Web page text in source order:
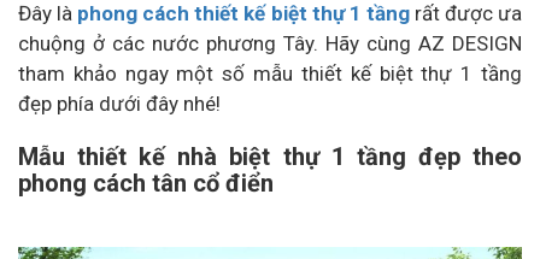
Đây là phong cách thiết kế biệt thự 1 tầngrất được ưa
chuộng ở các nước phương Tây. Hãy cùng AZ DESIGN
tham khảo ngay một số mẫu thiết kế biệt thự 1 tầng
đẹp phía dưới đây nhé!
Mẫu thiết kế nhà biệt thự 1 tầng đẹp theo
phong cách tân cổ điển